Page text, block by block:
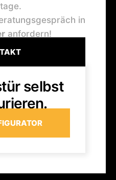
in
anfordern!
selbst